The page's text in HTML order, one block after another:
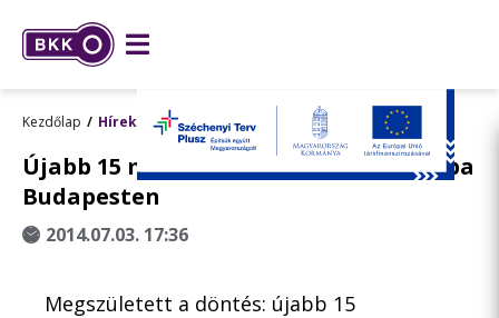
Kezdőlap Hírek
Újabb 15 magyar Ikarus áll forgalomba
Budapesten
2014.07.03. 17:36
Megszületett a döntés: újabb 15